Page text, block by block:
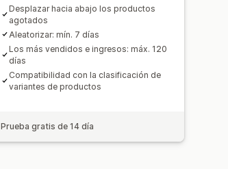
Desplazar hacia abajo los productos
agotados
Aleatorizar: mín. 7 días
Los más vendidos e ingresos: máx. 120
días
Compatibilidad con la clasificación de
variantes de productos
Prueba gratis de 14 día